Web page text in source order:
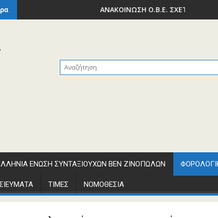
ΚΑΙ ΜΕΤΑΦΟΡΩΝ – ΥΠΟΥΡΓΕΙΟ ΕΘΝΙΚΗΣ ΟΙΚΟΝΟΜΙΑΣ
ΑΝΑΚΟΙΝΩΣΗ Ο.Β.Ε. ΣΧΕΤΙΚΑ ΜΕ ΤΗΝ
ΕΝΩΣΗ ΣΥΝΤΑΞΙΟΥΧΩΝ ΒΕΝ ΖΙΝΟΠΩΛΩΝ
ΤΙΜΕΣ ΝΟΜΟΘΕΣΙΑ